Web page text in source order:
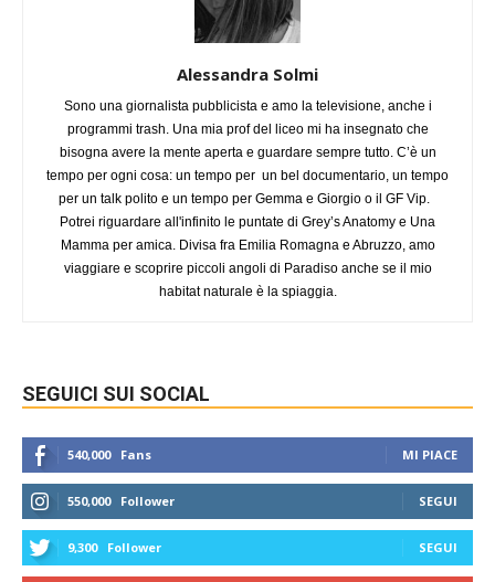
Alessandra Solmi
Sono una giornalista pubblicista e amo la televisione, anche i
programmi trash. Una mia prof del liceo mi ha insegnato che
bisogna avere la mente aperta e guardare sempre tutto. C’è un
tempo per ogni cosa: un tempo per un bel documentario, un tempo
per un talk polito e un tempo per Gemma e Giorgio o il GF Vip.
Potrei riguardare all'infinito le puntate di Grey’s Anatomy e Una
Mamma per amica. Divisa fra Emilia Romagna e Abruzzo, amo
viaggiare e scoprire piccoli angoli di Paradiso anche se il mio
habitat naturale è la spiaggia.
SEGUICI SUI SOCIAL
540,000 Fans MI PIACE
550,000 Follower SEGUI
9,300 Follower SEGUI